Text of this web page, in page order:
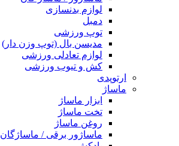
لوازم بدنسازی
دمبل
توپ ورزشی
مدیسن بال (توپ وزن دار)
لوازم تعادلی ورزشی
کش و تیوب ورزشی
ارتوپدی
ماساژ
ابزار ماساژ
تخت ماساژ
روغن ماساژ
ماساژور برقی / ماساژگان